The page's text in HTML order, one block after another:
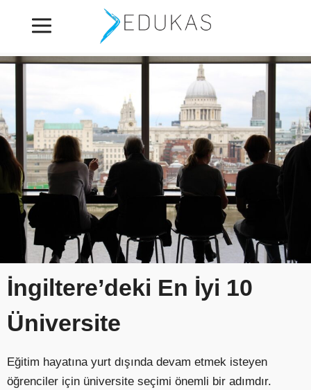
İngiltere’deki En İyi 10
Üniversite
Eğitim hayatına yurt dışında devam etmek isteyen
öğrenciler için üniversite seçimi önemli bir adımdır.